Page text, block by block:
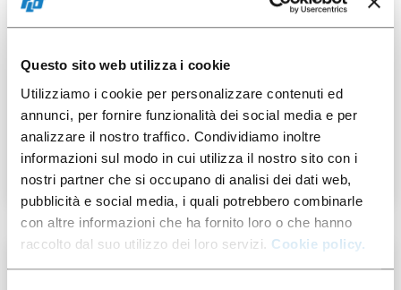
Questo sito web utilizza i cookie
Utilizziamo i cookie per personalizzare contenuti ed
annunci, per fornire funzionalità dei social media e per
analizzare il nostro traffico. Condividiamo inoltre
informazioni sul modo in cui utilizza il nostro sito con i
nostri partner che si occupano di analisi dei dati web,
pubblicità e social media, i quali potrebbero combinarle
con altre informazioni che ha fornito loro o che hanno
raccolto dal suo utilizzo dei loro servizi. Cookie policy.
103000946
B.18-21cl/7oz MAORI
50 pz